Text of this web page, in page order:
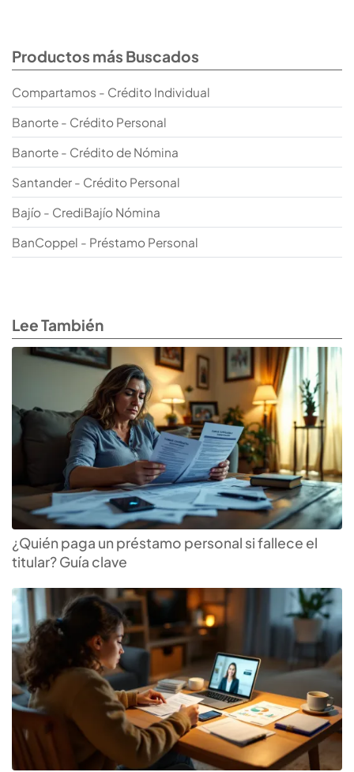
Productos más Buscados
Compartamos - Crédito Individual
Banorte - Crédito Personal
Banorte - Crédito de Nómina
Santander - Crédito Personal
Bajío - CrediBajío Nómina
BanCoppel - Préstamo Personal
Lee También
¿Quién paga un préstamo personal si fallece el
titular? Guía clave